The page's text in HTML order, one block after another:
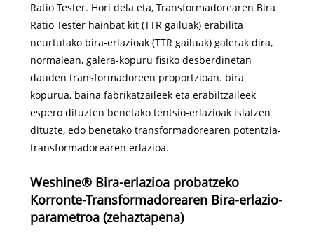
Ratio Tester. Hori dela eta, Transformadorearen Bira
Ratio Tester hainbat kit (TTR gailuak) erabilita
neurtutako bira-erlazioak (TTR gailuak) galerak dira,
normalean, galera-kopuru fisiko desberdinetan
dauden transformadoreen proportzioan. bira
kopurua, baina fabrikatzaileek eta erabiltzaileek
espero dituzten benetako tentsio-erlazioak islatzen
dituzte, edo benetako transformadorearen potentzia-
transformadorearen erlazioa.
Weshine® Bira-erlazioa probatzeko
Korronte-Transformadorearen Bira-erlazio-
parametroa (zehaztapena)